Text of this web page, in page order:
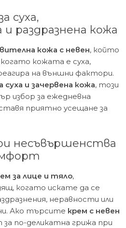
суха,
раздразнена кожа
кожа с невен, който
кожата е суха,
на външни фактори.
суха и зачервена кожа, този
избор за ежедневна
приятно усещане за
несъвършенства
за лице и тяло,
когато искате да се
неравности или
Ако търсите крем с невен
за по-деликатна грижа при